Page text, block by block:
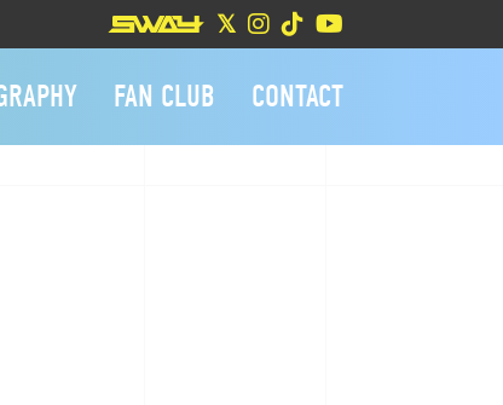
FAN CLUB CONTACT